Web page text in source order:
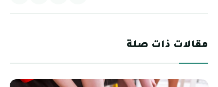
مقالات ذات صلة